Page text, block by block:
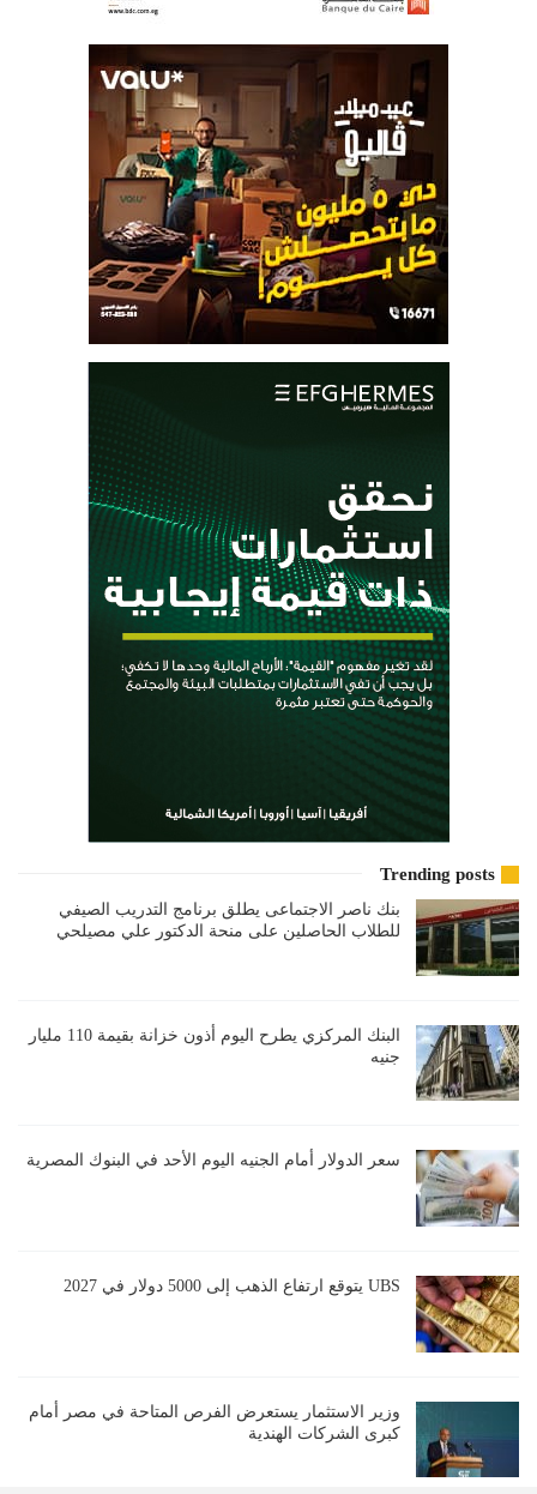
Trending posts
بنك ناصر الاجتماعى يطلق برنامج التدريب الصيفي
للطلاب الحاصلين على منحة الدكتور علي مصيلحي
البنك المركزي يطرح اليوم أذون خزانة بقيمة 110 مليار
جنيه
سعر الدولار أمام الجنيه اليوم الأحد في البنوك المصرية
UBS يتوقع ارتفاع الذهب إلى 5000 دولار في 2027
وزير الاستثمار يستعرض الفرص المتاحة في مصر أمام
كبرى الشركات الهندية